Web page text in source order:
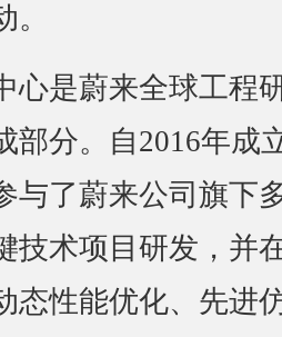
是蔚来全球工程
部分。自2016年成
与了蔚来公司旗下
技术项目研发，并
态性能优化、先进